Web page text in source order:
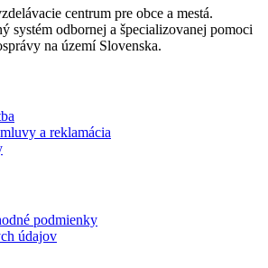
centrum pre obce a mestá.
systém odbornej a špecializovanej pomoci
na území Slovenska.
a reklamácia
podmienky
údajov